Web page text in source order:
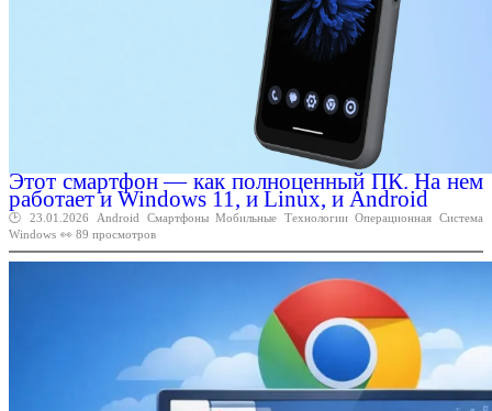
Этот смартфон — как полноценный ПК. На нем
работает и Windows 11, и Linux, и Android
🕑 23.01.2026 Android Смартфоны Мобильные Технологии Операционная Система
Windows 👀 89 просмотров